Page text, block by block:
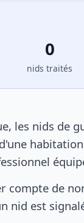
0
nids traités
les nids de
compte de
nid est